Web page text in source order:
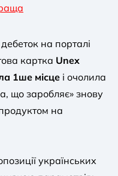
на порталі
картка Unex
1ше місце і очолила
що заробляє» знову
на
українських